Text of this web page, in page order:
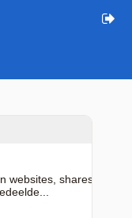
websites, shares &